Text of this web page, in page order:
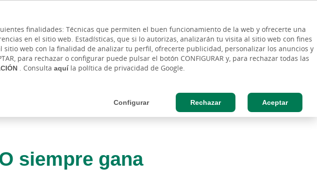
finalidades: Técnicas que permiten el buen funcionamiento de la web y ofrecerte una
en el sitio web. Estadísticas, que si lo autorizas, analizarán tu visita al sitio web con fines
web con la finalidad de analizar tu perfil, ofrecerte publicidad, personalizar los anuncios y
para rechazar o configurar puede pulsar el botón CONFIGURAR y, para rechazar todas las
. Consulta aquíla política de privacidad de Google.
Configurar Rechazar Aceptar
DE
EMPRESAS AGRO
siempre gana